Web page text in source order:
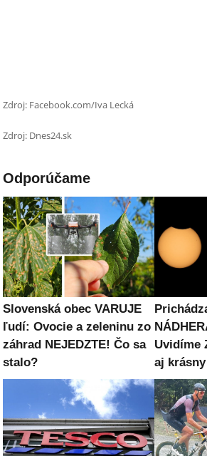
Zdroj: Facebook.com/Iva Lecká
Zdroj: Dnes24.sk
Odporúčame
Slovenská obec VARUJE
ľudí: Ovocie a zeleninu zo
záhrad NEJEDZTE! Čo sa
stalo?
Uvidíme
aj